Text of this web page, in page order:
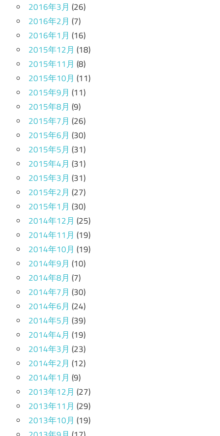
2016年3月 (26)
2016年2月 (7)
2016年1月 (16)
2015年12月 (18)
2015年11月 (8)
2015年10月 (11)
2015年9月 (11)
2015年8月 (9)
2015年7月 (26)
2015年6月 (30)
2015年5月 (31)
2015年4月 (31)
2015年3月 (31)
2015年2月 (27)
2015年1月 (30)
2014年12月 (25)
2014年11月 (19)
2014年10月 (19)
2014年9月 (10)
2014年8月 (7)
2014年7月 (30)
2014年6月 (24)
2014年5月 (39)
2014年4月 (19)
2014年3月 (23)
2014年2月 (12)
2014年1月 (9)
2013年12月 (27)
2013年11月 (29)
2013年10月 (19)